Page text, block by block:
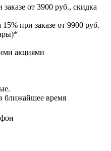
от 3900 руб., скидка
при заказе от 9900 руб.
акциями
ближайшее время